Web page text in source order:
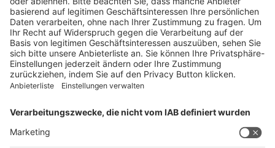
Tel. +41 62 388 85 88
pharmacovigilance@spirig-healthcare.ch
FOLGEN SIE UNS